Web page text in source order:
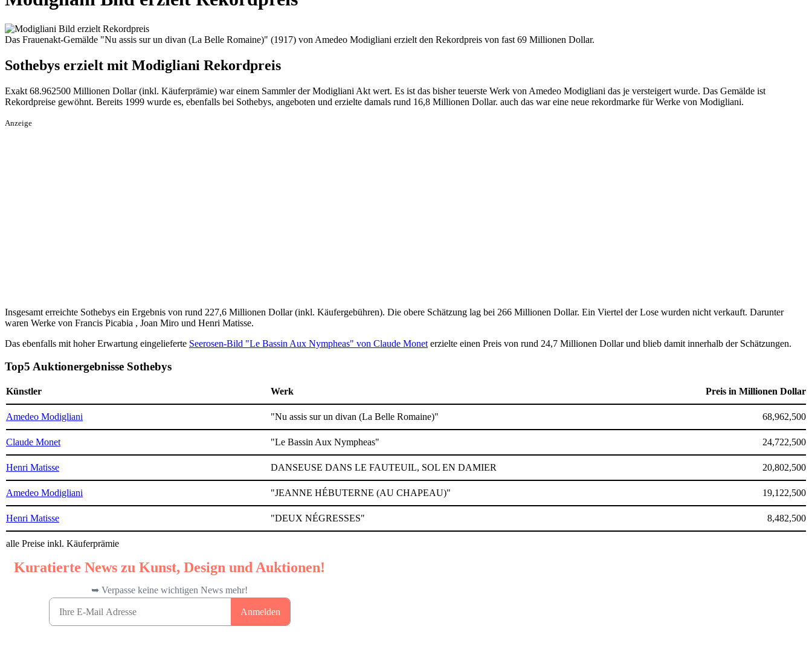
Das Frauenakt-Gemälde "Nu assis sur un divan (La Belle Romaine)" (1917) von Amedeo Modigliani erzielt den Rekordpreis von fast 69 Millionen Dollar.
Sothebys erzielt mit Modigliani Rekordpreis
Exakt 68.962500 Millionen Dollar (inkl. Käuferprämie) war einem Sammler der Modigliani Akt wert. Es ist das bisher teuerste Werk von Amedeo Modigliani das je versteigert wurde. Das Gemälde ist
Rekordpreise gewöhnt. Bereits 1999 wurde es, ebenfalls bei Sothebys, angeboten und erzielte damals rund 16,8 Millionen Dollar. auch das war eine neue rekordmarke für Werke von Modigliani.
Anzeige
Insgesamt erreichte Sothebys ein Ergebnis von rund 227,6 Millionen Dollar (inkl. Käufergebühren). Die obere Schätzung lag bei 266 Millionen Dollar. Ein Viertel der Lose wurden nicht verkauft. Darunter
waren Werke von Francis Picabia , Joan Miro und Henri Matisse.
Das ebenfalls mit hoher Erwartung eingelieferte Seerosen-Bild "Le Bassin Aux Nympheas" von Claude Monet erzielte einen Preis von rund 24,7 Millionen Dollar und blieb damit innerhalb der Schätzungen.
Top5 Auktionergebnisse Sothebys
Künstler Werk Preis in Millionen Dollar
Amedeo Modigliani "Nu assis sur un divan (La Belle Romaine)" 68,962,500
Claude Monet "Le Bassin Aux Nympheas" 24,722,500
Henri Matisse DANSEUSE DANS LE FAUTEUIL, SOL EN DAMIER 20,802,500
Amedeo Modigliani "JEANNE HÉBUTERNE (AU CHAPEAU)" 19,122,500
Henri Matisse "DEUX NÉGRESSES" 8,482,500
alle Preise inkl. Käuferprämie